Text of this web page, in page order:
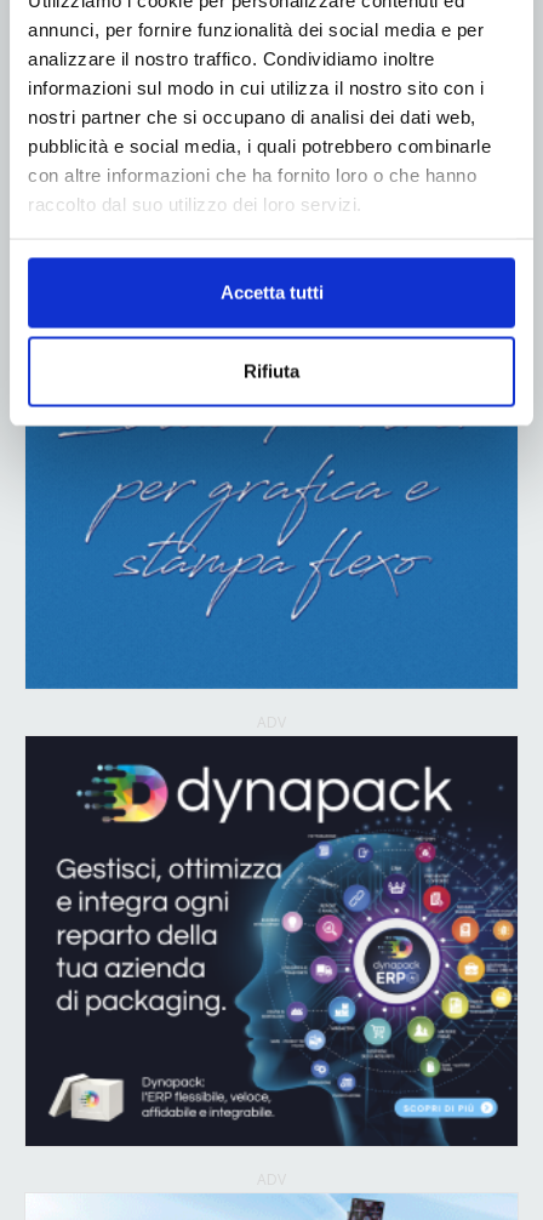
annunci, per fornire funzionalità dei social media e per
analizzare il nostro traffico. Condividiamo inoltre
informazioni sul modo in cui utilizza il nostro sito con i
nostri partner che si occupano di analisi dei dati web,
pubblicità e social media, i quali potrebbero combinarle
con altre informazioni che ha fornito loro o che hanno
raccolto dal suo utilizzo dei loro servizi.
Accetta tutti
Rifiuta
ADV